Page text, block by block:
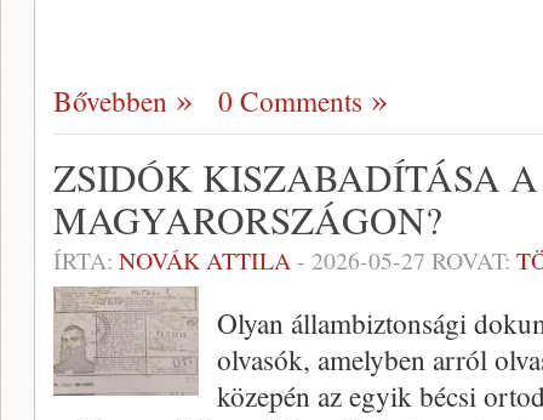
Bővebben 0 Comments
ZSIDÓK KISZABADÍTÁSA
MAGYARORSZÁGON?
ÍRTA: NOVÁK ATTILA- 2026-05-27 ROVAT:
Olyan állambiztonsági
olvasók, amelyben arról
közepén az egyik bécsi